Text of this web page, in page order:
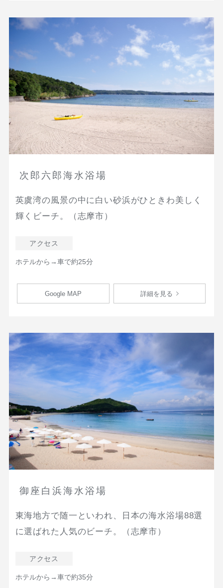
次郎六郎海水浴場
英虞湾の風景の中に白い砂浜がひときわ美しく
輝くビーチ。（志摩市）
アクセス
ホテルから→車で約25分
Google MAP 詳細を見る
御座白浜海水浴場
東海地方で随一といわれ、日本の海水浴場88選
に選ばれた人気のビーチ。（志摩市）
アクセス
ホテルから→車で約35分